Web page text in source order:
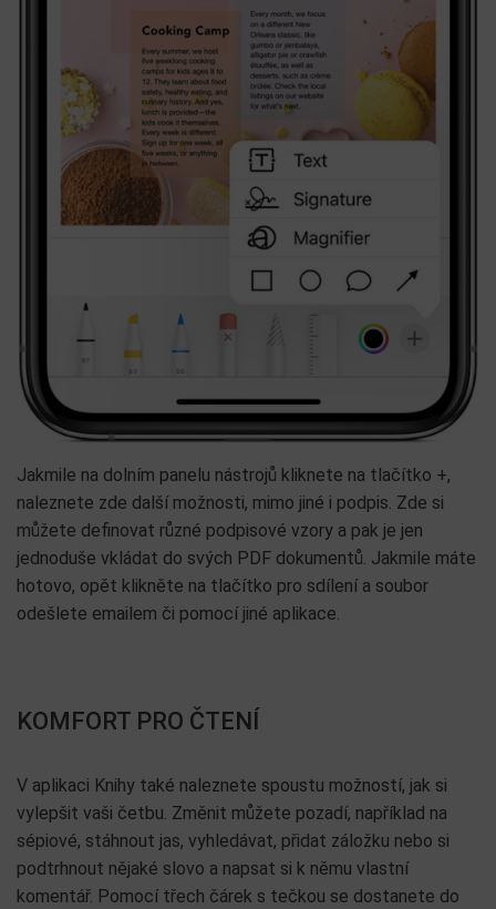
Jakmile na dolním panelu nástrojů kliknete na tlačítko +,
naleznete zde další možnosti, mimo jiné i podpis. Zde si
můžete definovat různé podpisové vzory a pak je jen
jednoduše vkládat do svých PDF dokumentů. Jakmile máte
hotovo, opět klikněte na tlačítko pro sdílení a soubor
odešlete emailem či pomocí jiné aplikace.
KOMFORT PRO ČTENÍ
V aplikaci Knihy také naleznete spoustu možností, jak si
vylepšit vaši četbu. Změnit můžete pozadí, například na
sépiové, stáhnout jas, vyhledávat, přidat záložku nebo si
podtrhnout nějaké slovo a napsat si k němu vlastní
komentář. Pomocí třech čárek s tečkou se dostanete do